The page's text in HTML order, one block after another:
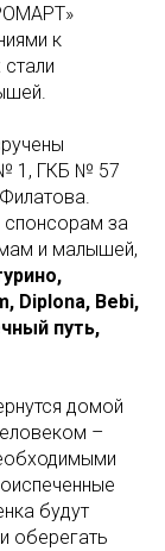
к
1, ГКБ № 57
за
и малышей,
Diplona, Bebi,
путь,
домой
–
будут
оберегать